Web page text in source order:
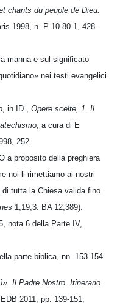
chants du peuple de Dieu.
1998, n. P 10-80-1, 428.
manna e sul significato
nei testi evangelici
, in ID., Opere scelte, 1. Il
, a cura di E
252.
a proposito della preghiera
noi li rimettiamo ai nostri
tutta la Chiesa valida fino
1,19,3: BA 12,389).
nota 6 della Parte IV,
parte biblica, nn. 153-154.
Il Padre Nostro. Itinerario
2011, pp. 139-151,